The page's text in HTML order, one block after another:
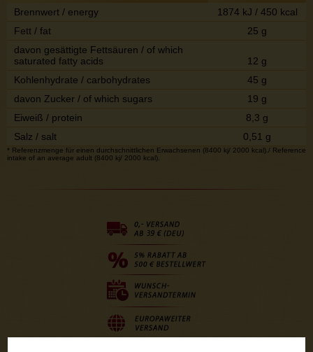
Brennwert / energy
1874 kJ / 450 kcal
Fett / fat
25 g
davon gesättigte Fettsäuren / of which
saturated fatty acids
12 g
Kohlenhydrate / carbohydrates
45 g
davon Zucker / of which sugars
19 g
Eiweiß / protein
8,3 g
Salz / salt
0,51 g
* Referenzmenge für einen durchschnittlichen Erwachsenen (8400 kj/ 2000 kcal)./ Reference
intake of an average adult (8400 kj/ 2000 kcal).